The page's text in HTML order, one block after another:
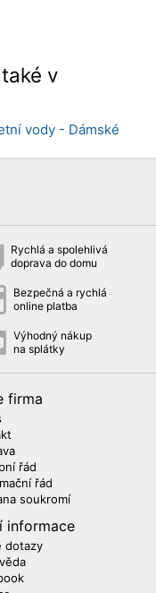
v
vody - Dámské
Rychlá a spolehlivá
doprava do domu
Bezpečná a rychlá
online platba
Výhodný nákup
na splátky
firma
řád
řád
soukromí
informace
dotazy